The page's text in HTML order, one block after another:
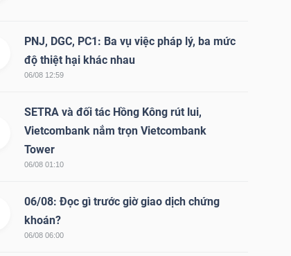
PNJ, DGC, PC1: Ba vụ việc pháp lý, ba mức
độ thiệt hại khác nhau
06/08 12:59
SETRA và đối tác Hồng Kông rút lui,
Vietcombank nắm trọn Vietcombank
Tower
06/08 01:10
06/08: Đọc gì trước giờ giao dịch chứng
khoán?
06/08 06:00